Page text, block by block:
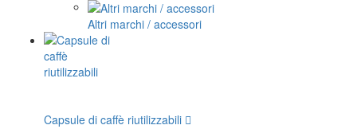
Altri marchi / accessori
Capsule di caffè riutilizzabili